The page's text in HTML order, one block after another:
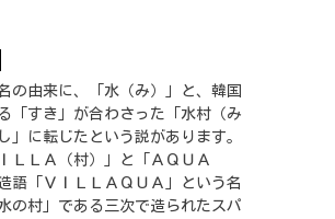
の由来に、「水（み）」と、韓国
「すき」が合わさった「水村（み
」に転じたという説があります。
ＬＬＡ（村）」と「ＡＱＵＡ
語「ＶＩＬＬＡＱＵＡ」という名
の村」である三次で造られたスパ